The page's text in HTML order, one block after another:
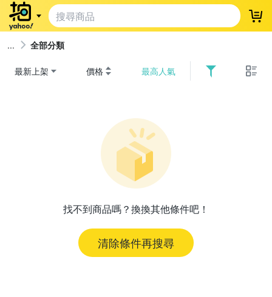
登
全部分類
最新上架 價格 最高人氣
找不到商品嗎？換換其他條件吧！
清除條件再搜尋